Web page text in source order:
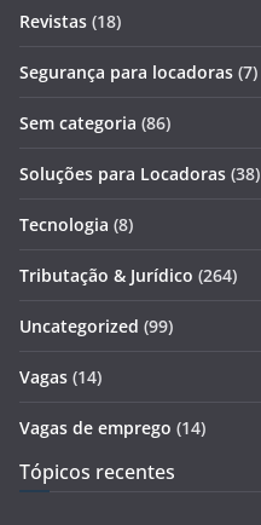
Revistas (18)
Segurança para locadoras (7)
Sem categoria (86)
Soluções para Locadoras (38)
Tecnologia (8)
Tributação & Jurídico (264)
Uncategorized (99)
Vagas (14)
Vagas de emprego (14)
Tópicos recentes